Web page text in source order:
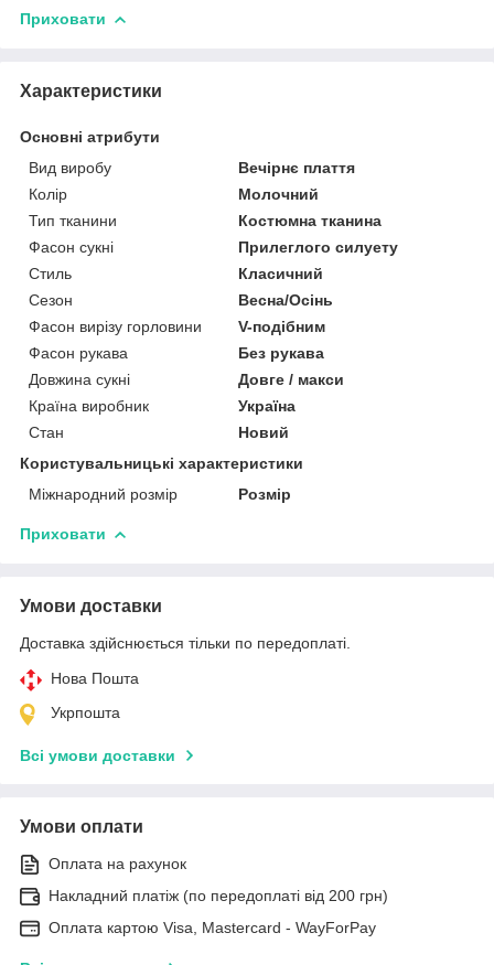
Приховати
Характеристики
Основні атрибути
Вид виробу
Вечірнє плаття
Колір
Молочний
Тип тканини
Костюмна тканина
Фасон сукні
Прилеглого силуету
Стиль
Класичний
Сезон
Весна/Осінь
Фасон вирізу горловини
V-подібним
Фасон рукава
Без рукава
Довжина сукні
Довге / макси
Країна виробник
Україна
Стан
Новий
Користувальницькі характеристики
Міжнародний розмір
Розмір
Приховати
Умови доставки
Доставка здійснюється тільки по передоплаті.
Нова Пошта
Укрпошта
Всі умови доставки
Умови оплати
Оплата на рахунок
Накладний платіж (по передоплаті від 200 грн)
Оплата картою Visa, Mastercard - WayForPay